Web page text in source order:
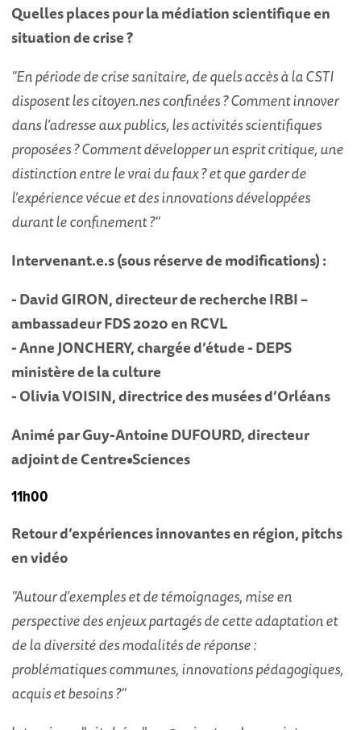
Quelles places pour la médiation scientifique en
situation de crise ?
"En période de crise sanitaire, de quels accès à la CSTI
disposent les citoyen.nes confinées ? Comment innover
dans l’adresse aux publics, les activités scientifiques
proposées ? Comment développer un esprit critique, une
distinction entre le vrai du faux ? et que garder de
l’expérience vécue et des innovations développées
durant le confinement ?"
Intervenant.e.s (sous réserve de modifications) :
- David GIRON, directeur de recherche IRBI –
ambassadeur FDS 2020 en RCVL
- Anne JONCHERY, chargée d’étude - DEPS
ministère de la culture
- Olivia VOISIN, directrice des musées d’Orléans
Animé par Guy-Antoine DUFOURD, directeur
adjoint de Centre•Sciences
11h00
Retour d’expériences innovantes en région, pitchs
en vidéo
"Autour d’exemples et de témoignages, mise en
perspective des enjeux partagés de cette adaptation et
de la diversité des modalités de réponse :
problématiques communes, innovations pédagogiques,
acquis et besoins ?"